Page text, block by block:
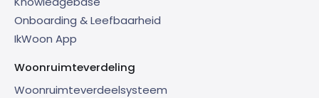
Onboarding & Leefbaarheid
IkWoon App
Woonruimteverdeling
Woonruimteverdeelsysteem